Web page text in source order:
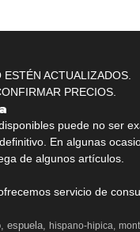
ACTUALIZADOS.
PRECIOS.
puede no ser
En algunas
de algunos artículos.
servicio de
espuela hispano-hipica